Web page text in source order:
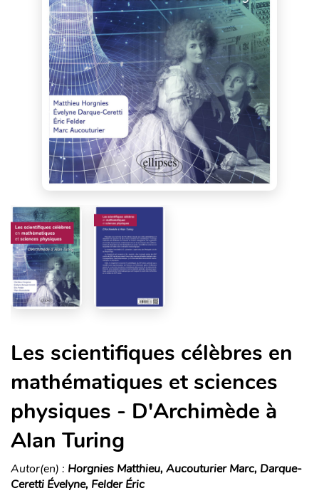
Les scientifiques célèbres en
mathématiques et sciences
physiques - D'Archimède à
Alan Turing
Autor(en) : Horgnies Matthieu, Aucouturier Marc, Darque-
Ceretti Évelyne, Felder Éric